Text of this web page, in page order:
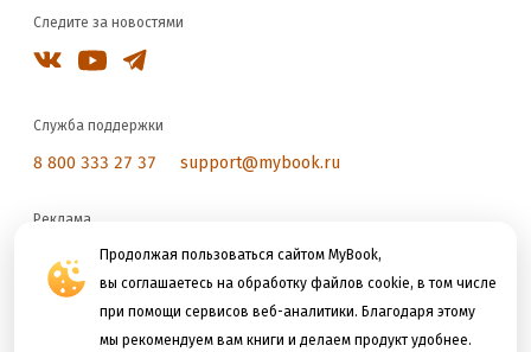
Продолжая пользоваться сайтом MyBook,
вы соглашаетесь на обработку файлов cookie, в том числе
при помощи сервисов веб-аналитики. Благодаря этому
мы рекомендуем вам книги и делаем продукт удобнее.
Следите за новостями
Служба поддержки
8 800 333 27 37 support@mybook.ru
Реклама
reklama@litres.ru
Мы принимаем к оплате